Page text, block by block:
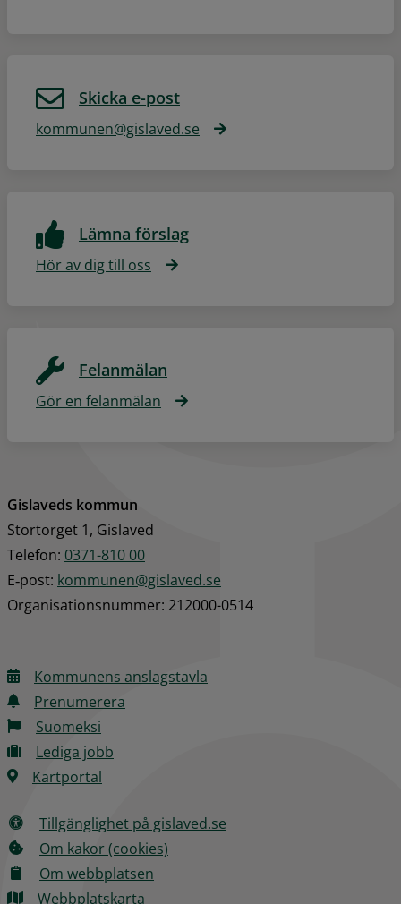
Skicka e-post
kommunen@gislaved.se
Lämna förslag
Hör av dig till oss
Felanmälan
Gör en felanmälan
Gislaveds kommun
Stortorget 1, Gislaved
Telefon: 0371-810 00
E‑post: kommunen@gislaved.se
Organisationsnummer: 212000-0514
Kommunens anslagstavla
Prenumerera
Suomeksi
Lediga jobb
Kartportal
Tillgänglighet på gislaved.se
Om kakor (cookies)
Om webbplatsen
Webbplatskarta